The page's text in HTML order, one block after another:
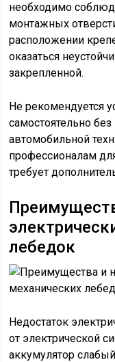
необходимо
монтажных
расположении
оказаться
закрепленной.
Не рекомендуется
самостоятельно
автомобильной
профессионалам
требует
лебедок
Недостаток
от электрической
аккумулятор